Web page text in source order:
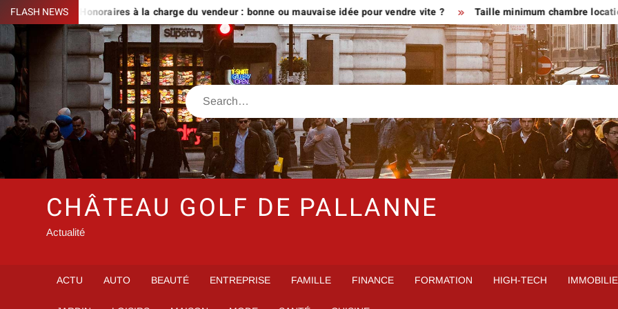
Skip
to
content
FLASH NEWSHonoraires à la charge du vendeur : bonne ou mauvaise idée pour vendre vite ? Taille minimum chambre location en
Search
CHÂTEAU GOLF DE PALLANNE
Actualité
ACTU AUTO BEAUTÉ ENTREPRISE FAMILLE FINANCE FORMATION HIGH-TECH